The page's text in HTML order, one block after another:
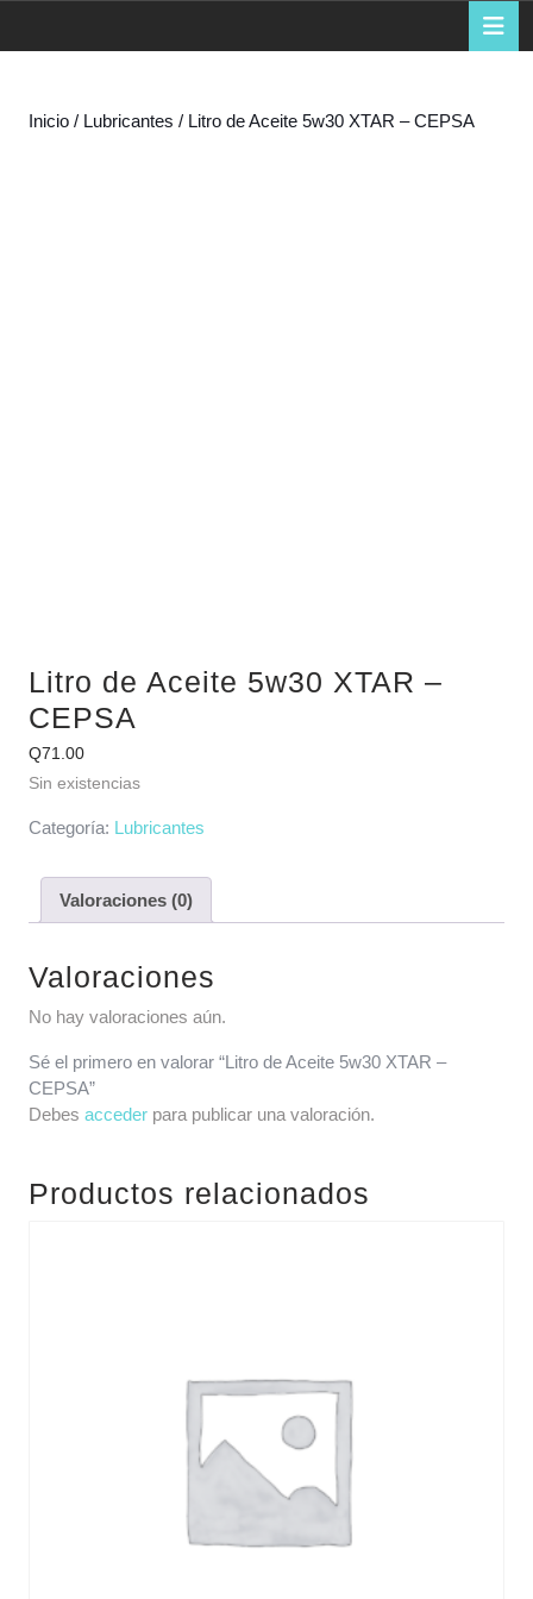
de
la
compra
Inicio / Lubricantes / Litro de Aceite 5w30 XTAR – CEPSA
Litro de Aceite 5w30 XTAR –
CEPSA
Q71.00
Sin existencias
Categoría: Lubricantes
Valoraciones (0)
Valoraciones
No hay valoraciones aún.
Sé el primero en valorar “Litro de Aceite 5w30 XTAR –
CEPSA”
Debes acceder para publicar una valoración.
Productos relacionados